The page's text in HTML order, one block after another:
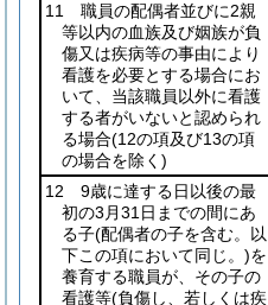
11 職員の配偶者並びに2親
等以内の血族及び姻族が負
傷又は疾病等の事由により
看護を必要とする場合にお
いて、当該職員以外に看護
する者がいないと認められ
る場合(12の項及び13の項
の場合を除く)
12 9歳に達する日以後の最
初の3月31日までの間にあ
る子(配偶者の子を含む。以
下この項において同じ。)を
養育する職員が、その子の
看護等(負傷し、若しくは疾